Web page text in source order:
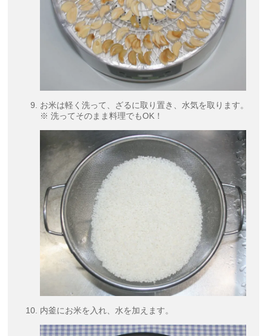
お米は軽く洗って、ざるに取り置き、水気を取ります。
※ 洗ってそのまま料理でもOK！
内釜にお米を入れ、水を加えます。